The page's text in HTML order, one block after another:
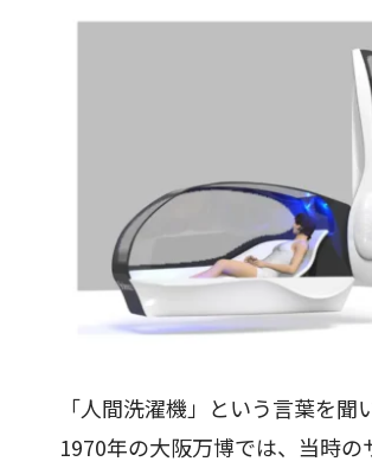
「人間洗濯機」という言葉を
1970年の大阪万博では、当時